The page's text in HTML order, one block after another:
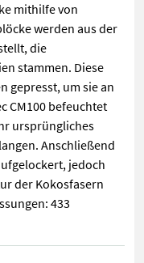
mithilfe von
werden aus der
die
stammen. Diese
gepresst, um sie an
CM100 befeuchtet
ursprüngliches
Anschließend
jedoch
der Kokosfasern
433
mittels